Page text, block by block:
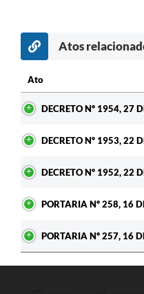
Atos
Ato
DECRETO Nº 1954, 27
DECRETO Nº 1953, 22
DECRETO Nº 1952, 22
PORTARIA Nº 258, 16
PORTARIA Nº 257, 16